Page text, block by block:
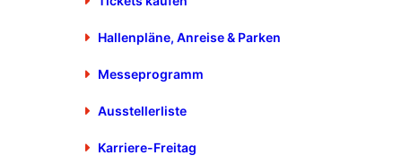
Hallenpläne, Anreise & Parken
Messeprogramm
Ausstellerliste
Karriere-Freitag
durch Rollformen
21. Oktober 2025 von 12:20 bis 13:00 Uhr
Frau Dr. Cornelia Tepper, DREISTERN GmbH & Co. KG,
kalt / warm